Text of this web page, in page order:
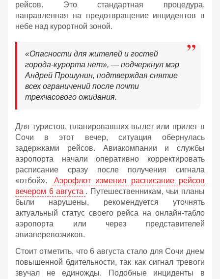
рейсов. Это стандартная процедура,
направленная на предотвращение инцидентов в
небе над курортной зоной.
«Опасности для жителей и гостей
города-курорта нет», — подчеркнул мэр
Андрей Прошунин, подтверждая снятие
всех ограничений после почти
трехчасового ожидания.
Для туристов, планировавших вылет или прилет в
Сочи в этот вечер, ситуация обернулась
задержками рейсов. Авиакомпании и службы
аэропорта начали оперативно корректировать
расписание сразу после получения сигнала
«отбой».
Аэрофлот изменил расписание рейсов
вечером 6 августа . Путешественникам, чьи планы
были нарушены, рекомендуется уточнять
актуальный статус своего рейса на онлайн-табло
аэропорта или через представителей
авиаперевозчиков.
Стоит отметить, что 6 августа стало для Сочи днем
повышенной бдительности, так как сигнал тревоги
звучал не единожды. Подобные инциденты в